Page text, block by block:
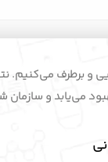
و برطرف می‌کنیم.
می‌یابد و سازمان